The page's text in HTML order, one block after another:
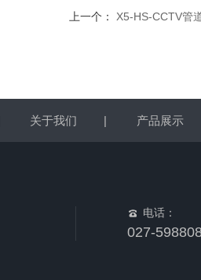
上一个： X5-HS-CCTV管
关于我们 | 产品展示
电话：
027-